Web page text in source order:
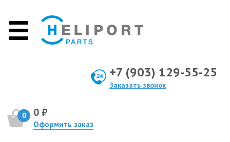
+7 (903) 129-55-25
Заказать звонок
0 0 ₽
Оформить заказ